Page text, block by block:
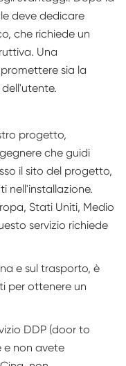
deve dedicare
che richiede un
Una
sia la
progetto,
che guidi
il sito del progetto,
nell'installazione.
Stati Uniti, Medio
servizio richiede
e sul trasporto, è
per ottenere un
DDP (door to
e non avete